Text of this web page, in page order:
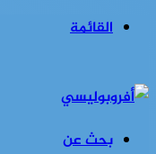
القائمة
بحث عن